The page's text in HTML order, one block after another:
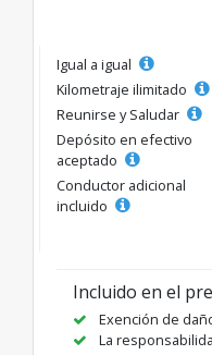
Igual a igual
Kilometraje ilimitado
Reunirse y Saludar
Depósito en efectivo
aceptado
Conductor adicional
incluido
Incluido en el
Exención de
La